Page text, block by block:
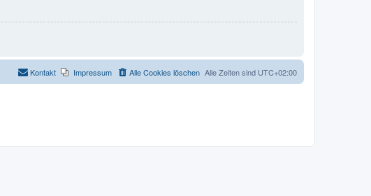
Alle Zeiten sind UTC+02:00
Alle Cookies löschen
Impressum
Kontakt